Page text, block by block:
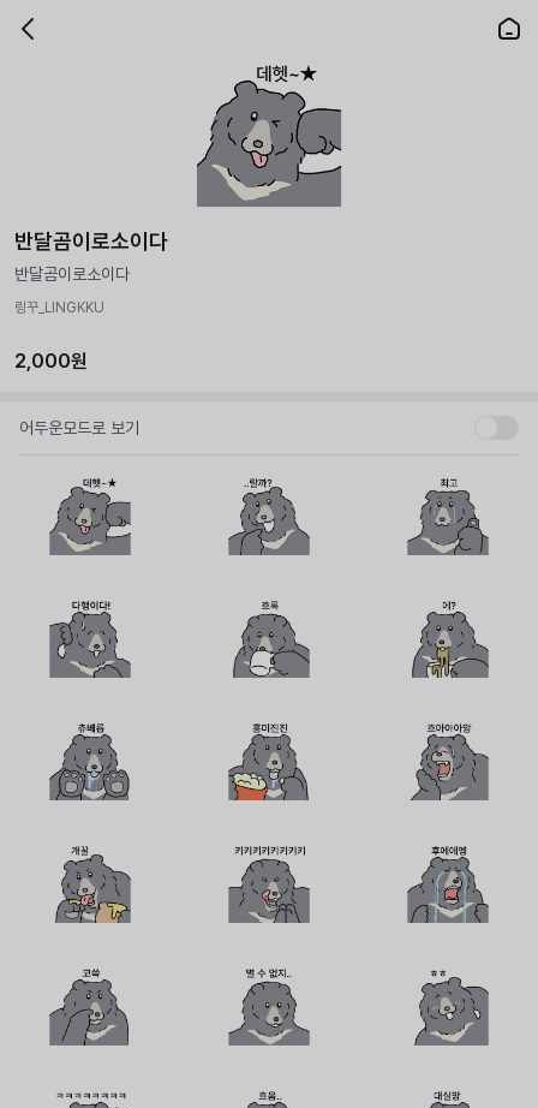
반달곰이로소이다
반달곰이로소이다
링꾸_LINGKKU
2,000원
어두운모드로 보기